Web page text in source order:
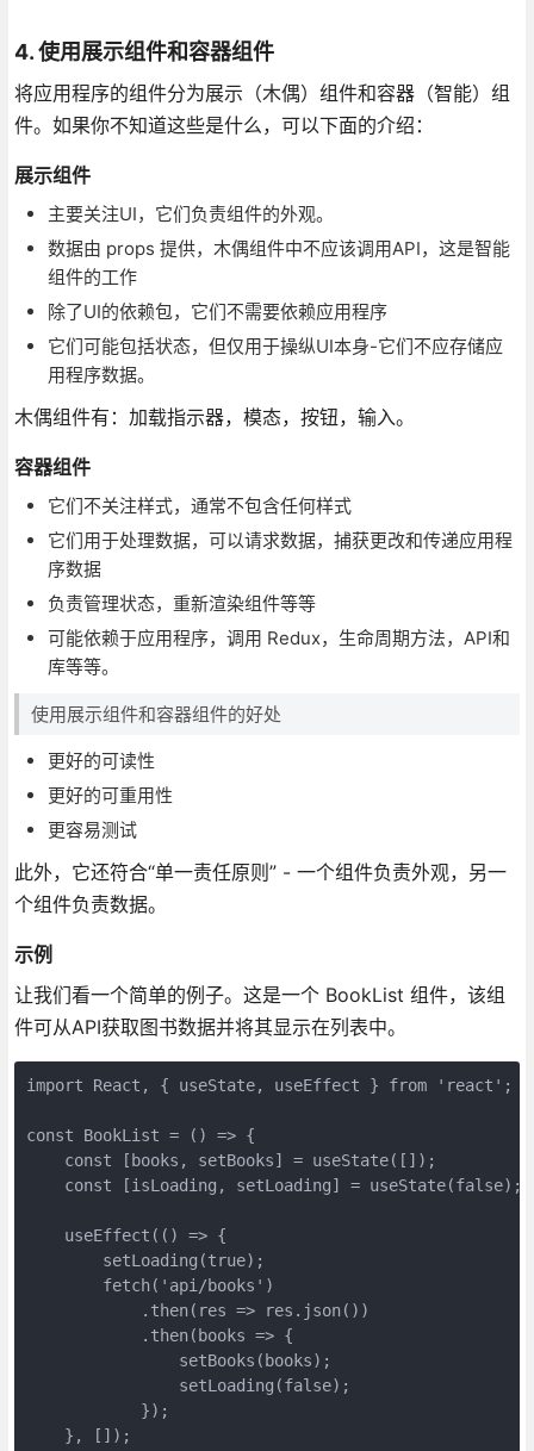
4. 使用展示组件和容器组件
将应用程序的组件分为展示（木偶）组件和容器（智能）组
件。如果你不知道这些是什么，可以下面的介绍：
展示组件
主要关注UI，它们负责组件的外观。
数据由 props 提供，木偶组件中不应该调用API，这是智能
组件的工作
除了UI的依赖包，它们不需要依赖应用程序
它们可能包括状态，但仅用于操纵UI本身-它们不应存储应
用程序数据。
木偶组件有：加载指示器，模态，按钮，输入。
容器组件
它们不关注样式，通常不包含任何样式
它们用于处理数据，可以请求数据，捕获更改和传递应用程
序数据
负责管理状态，重新渲染组件等等
可能依赖于应用程序，调用 Redux，生命周期方法，API和
库等等。
使用展示组件和容器组件的好处
更好的可读性
更好的可重用性
更容易测试
此外，它还符合“单一责任原则” - 一个组件负责外观，另一
个组件负责数据。
示例
让我们看一个简单的例子。这是一个 BookList 组件，该组
件可从API获取图书数据并将其显示在列表中。
import React, { useState, useEffect } from 'react';
const BookList = () => {
    const [books, setBooks] = useState([]);
    const [isLoading, setLoading] = useState(false);
    useEffect(() => {
        setLoading(true);
        fetch('api/books')
            .then(res => res.json())
            .then(books => {
                setBooks(books);
                setLoading(false);
            });
    }, []);